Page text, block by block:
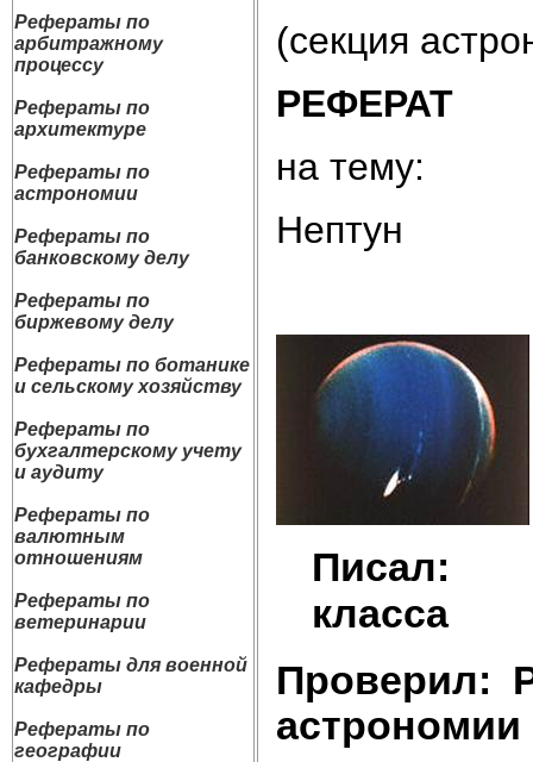
Рефераты по
арбитражному
процессу
Рефераты по
архитектуре
Рефераты по
астрономии
Рефераты по
банковскому делу
Рефераты по
биржевому делу
Рефераты по ботанике
и сельскому хозяйству
Рефераты по
бухгалтерскому учету
и аудиту
Рефераты по
валютным
отношениям
Рефераты по
ветеринарии
Рефераты для военной
кафедры
Рефераты по
географии
(секция
РЕФЕРАТ
на тему:
Нептун
Писал:
класса
Проверил:
астрономии